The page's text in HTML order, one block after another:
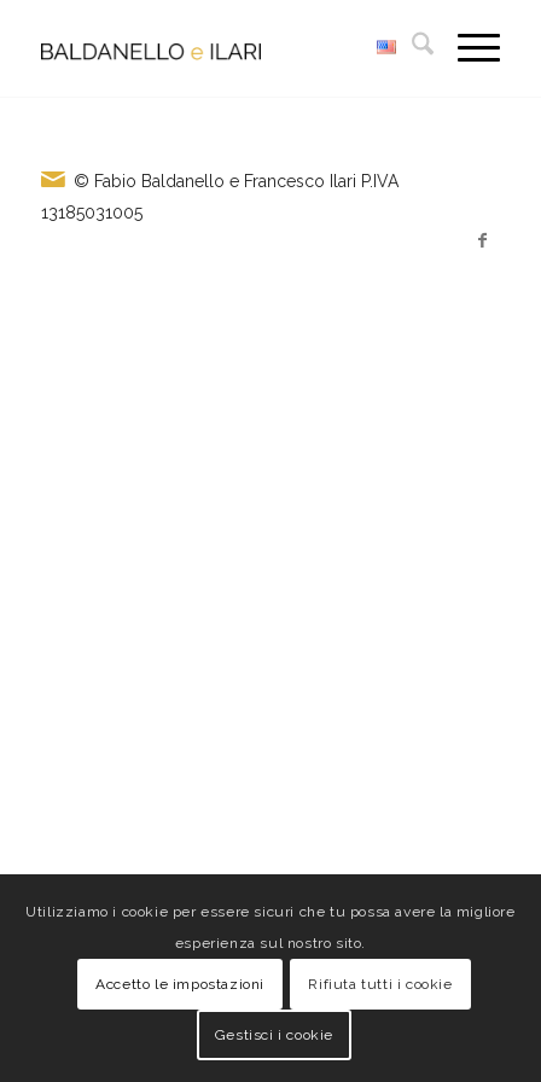
© Fabio Baldanello e Francesco Ilari P.IVA
13185031005
Utilizziamo i cookie per essere sicuri che tu possa avere la migliore
esperienza sul nostro sito.
Accetto le impostazioni Rifiuta tutti i cookie
Gestisci i cookie